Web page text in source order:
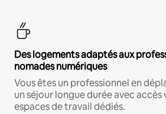
Des logements adaptés aux
nomades numériques
Vous êtes un professionnel en
un séjour longue durée avec
espaces de travail dédiés.